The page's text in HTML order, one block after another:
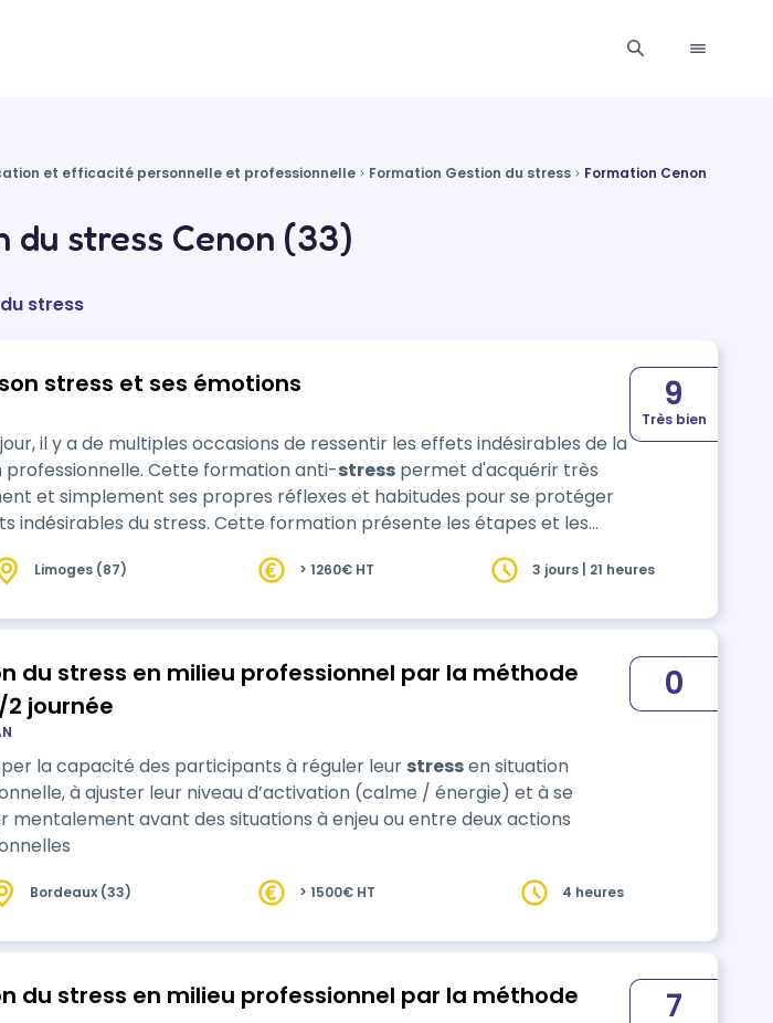
et efficacité personnelle et professionnelle Formation Gestion du stress Formation Cenon
du stress Cenon (33)
stress
stress et ses émotions
il y a de multiples occasions de ressentir les effets indésirables de la
professionnelle. Cette formation anti-stresspermet d'acquérir très
et simplement ses propres réflexes et habitudes pour se protéger
indésirables du stress. Cette formation présente les étapes et les
9
Très bien
Limoges (87) > 1260€ HT 3 jours | 21 heures
du stress en milieu professionnel par la méthode
2 journée
la capacité des participants à réguler leur stressen situation
à ajuster leur niveau d’activation (calme / énergie) et à se
mentalement avant des situations à enjeu ou entre deux actions
0
Bordeaux (33) > 1500€ HT 4 heures
du stress en milieu professionnel par la méthode
7